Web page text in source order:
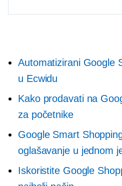
Automatizirani Google
u Ecwidu
Kako prodavati na
za početnike
Google Smart
oglašavanje u jednom
Iskoristite Google